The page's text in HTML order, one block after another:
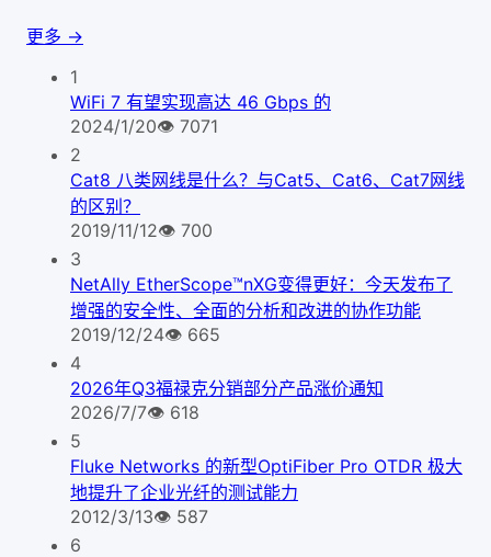
更多 →
1
WiFi 7 有望实现高达 46 Gbps 的
2024/1/20👁 7071
2
Cat8 八类网线是什么？与Cat5、Cat6、Cat7网线
的区别？
2019/11/12👁 700
3
NetAlly EtherScope™nXG变得更好：今天发布了
增强的安全性、全面的分析和改进的协作功能
2019/12/24👁 665
4
2026年Q3福禄克分销部分产品涨价通知
2026/7/7👁 618
5
Fluke Networks 的新型OptiFiber Pro OTDR 极大
地提升了企业光纤的测试能力
2012/3/13👁 587
6